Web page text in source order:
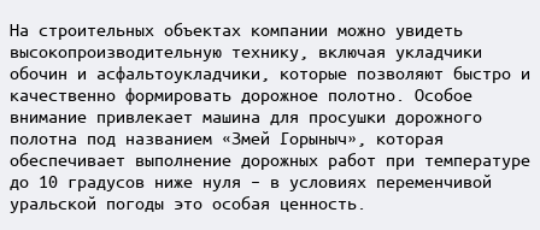
На строительных объектах компании можно увидеть
высокопроизводительную технику, включая укладчики
обочин и асфальтоукладчики, которые позволяют быстро и
качественно формировать дорожное полотно. Особое
внимание привлекает машина для просушки дорожного
полотна под названием «Змей Горыныч», которая
обеспечивает выполнение дорожных работ при температуре
до 10 градусов ниже нуля – в условиях переменчивой
уральской погоды это особая ценность.